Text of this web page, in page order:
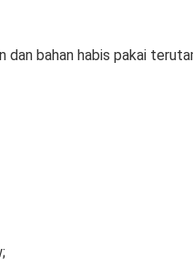
dan bahan habis pakai